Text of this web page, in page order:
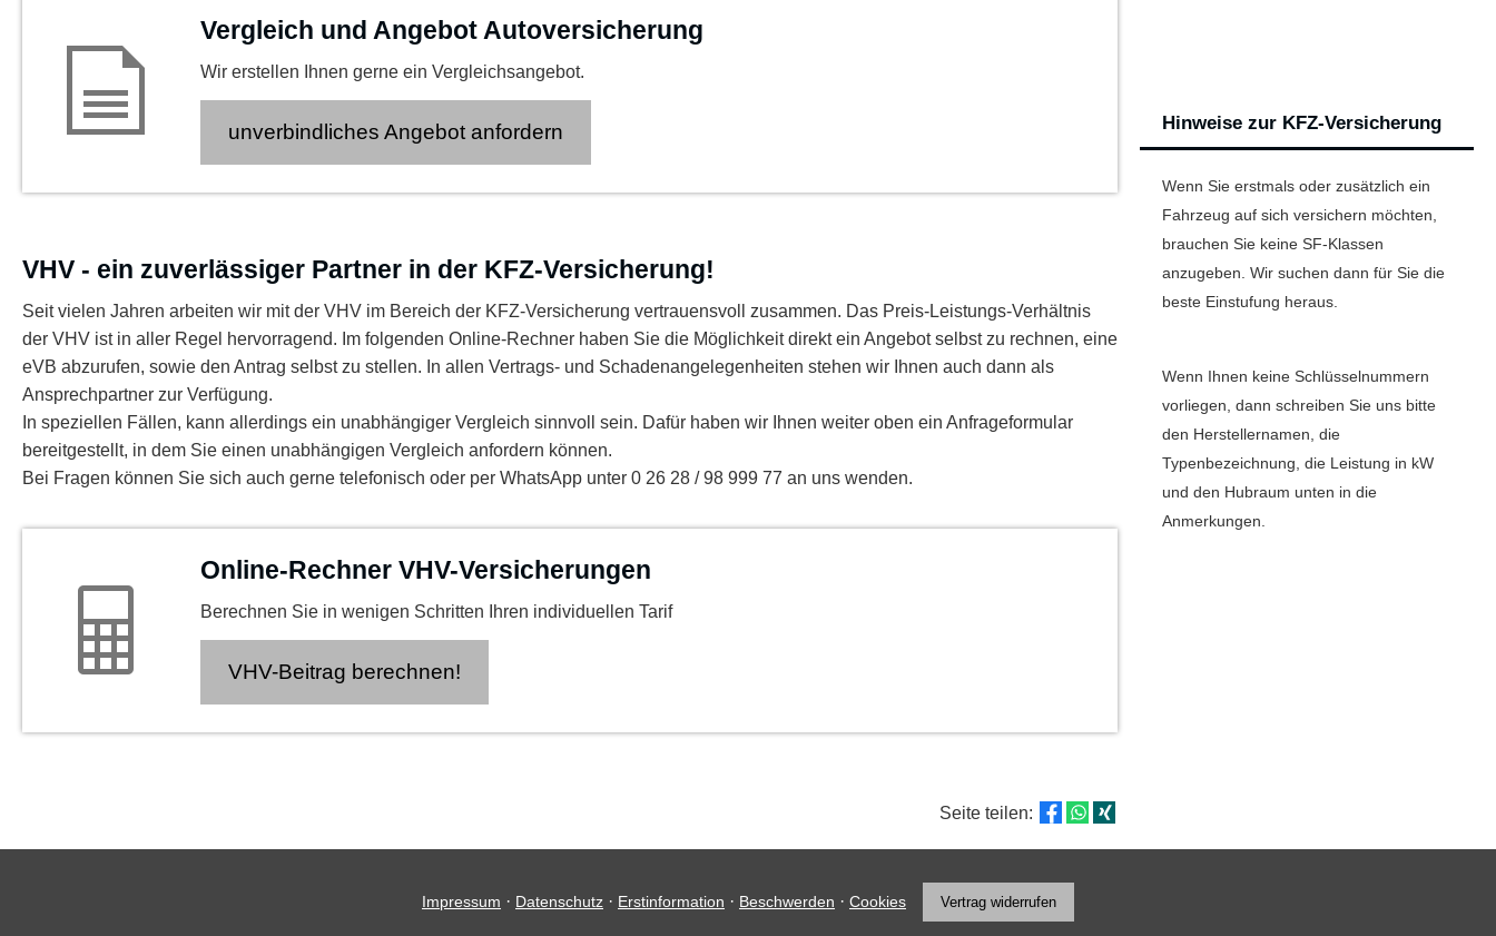
Hinweise zur KFZ-Versicherung
Wenn Sie erstmals oder zusätzlich ein
Fahrzeug auf sich ver­sichern möchten,
brauchen Sie keine SF-Klassen
anzugeben. Wir suchen dann für Sie die
beste Einstufung heraus.
Wenn Ihnen keine Schlüsselnummern
vorliegen, dann schreiben Sie uns bitte
den Herstellernamen, die
Typenbezeichnung, die Leistung in kW
und den Hubraum unten in die
Anmerkungen.
Vergleich und Angebot Auto­ver­si­che­rung
Wir erstellen Ihnen gerne ein Vergleichsangebot.
unverbindliches An­ge­bot an­for­dern
VHV - ein zuverlässiger Partner in der KFZ-Versicherung!
Seit vielen Jahren arbeiten wir mit der VHV im Bereich der KFZ-Versicherung vertrauensvoll zusammen. Das Preis-Leistungs-Verhältnis
der VHV ist in aller Regel hervorragend. Im folgenden Online-Rechner haben Sie die Möglichkeit direkt ein Angebot selbst zu rechnen, eine
eVB abzurufen, sowie den Antrag selbst zu stellen. In allen Vertrags- und Schadenangelegenheiten stehen wir Ihnen auch dann als
Ansprechpartner zur Verfügung.
In speziellen Fällen, kann allerdings ein unabhängiger Vergleich sinnvoll sein. Dafür haben wir Ihnen weiter oben ein Anfrageformular
bereitgestellt, in dem Sie einen unabhängigen Vergleich anfordern können.
Bei Fragen können Sie sich auch gerne telefonisch oder per WhatsApp unter 0 26 28 / 98 999 77 an uns wenden.
Online-Rechner VHV-Versicherungen
Berechnen Sie in wenigen Schritten Ihren individuellen Tarif
VHV-Beitrag berechnen!
Seite teilen:
Impressum · Datenschutz · Erstinformation · Beschwerden · Cookies Vertrag widerrufen